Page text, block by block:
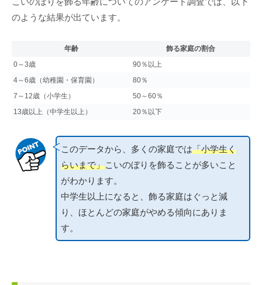
のような結果が出ています。
年齢
飾る家庭の割合
0～3歳
90％以上
4～6歳（幼稚園・保育園）
80％
7～12歳（小学生）
50～60％
13歳以上（中学生以上）
20％以下
このデータから、多くの家庭では「小学生く
らいまで」こいのぼりを飾ることが多いこと
がわかります。
中学生以上になると、飾る家庭はぐっと減
り、ほとんどの家庭がやめる傾向にありま
す。